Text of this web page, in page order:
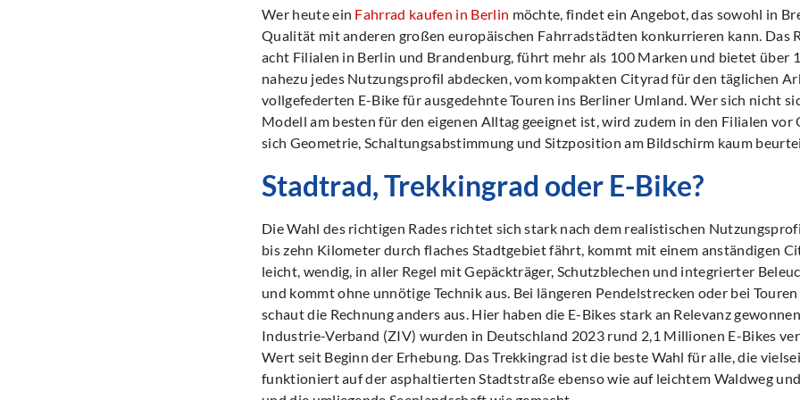
Wer heute ein Fahrrad kaufen in Berlin möchte, findet ein Angebot, das sowohl in
Qualität mit anderen großen europäischen Fahrradstädten konkurrieren kann. Das
acht Filialen in Berlin und Brandenburg, führt mehr als 100 Marken und bietet über
nahezu jedes Nutzungsprofil abdecken, vom kompakten Cityrad für den täglichen
vollgefederten E-Bike für ausgedehnte Touren ins Berliner Umland. Wer sich nicht
Modell am besten für den eigenen Alltag geeignet ist, wird zudem in den Filialen vor
sich Geometrie, Schaltungsabstimmung und Sitzposition am Bildschirm kaum
Stadtrad, Trekkingrad oder E-Bike?
Die Wahl des richtigen Rades richtet sich stark nach dem realistischen
bis zehn Kilometer durch flaches Stadtgebiet fährt, kommt mit einem anständigen
leicht, wendig, in aller Regel mit Gepäckträger, Schutzblechen und integrierter
und kommt ohne unnötige Technik aus. Bei längeren Pendelstrecken oder bei
schaut die Rechnung anders aus. Hier haben die E-Bikes stark an Relevanz
Industrie-Verband (ZIV) wurden in Deutschland 2023 rund 2,1 Millionen E-Bikes
Wert seit Beginn der Erhebung. Das Trekkingrad ist die beste Wahl für alle, die
funktioniert auf der asphaltierten Stadtstraße ebenso wie auf leichtem Waldweg